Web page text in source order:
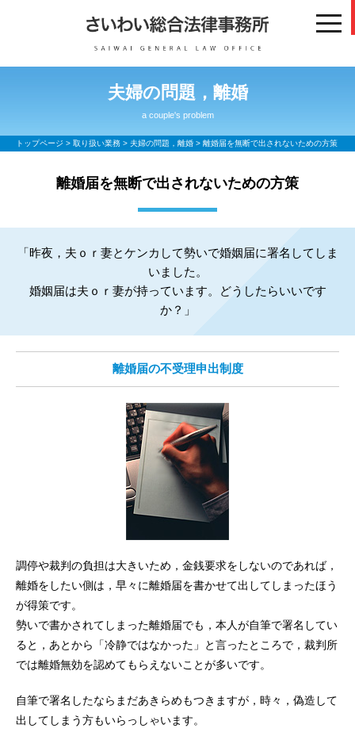
toggle
夫婦の問題，離婚
a couple's problem
トップページ > 取り扱い業務 > 夫婦の問題，離婚 > 離婚届を無断で出されないための方策
離婚届を無断で出されないための方策
「昨夜，夫ｏｒ妻とケンカして勢いで婚姻届に署名してしま
いました。
婚姻届は夫ｏｒ妻が持っています。どうしたらいいです
か？」
離婚届の不受理申出制度
調停や裁判の負担は大きいため，金銭要求をしないのであれば，
離婚をしたい側は，早々に離婚届を書かせて出してしまったほう
が得策です。
勢いで書かされてしまった離婚届でも，本人が自筆で署名してい
ると，あとから「冷静ではなかった」と言ったところで，裁判所
では離婚無効を認めてもらえないことが多いです。
自筆で署名したならまだあきらめもつきますが，時々，偽造して
出してしまう方もいらっしゃいます。